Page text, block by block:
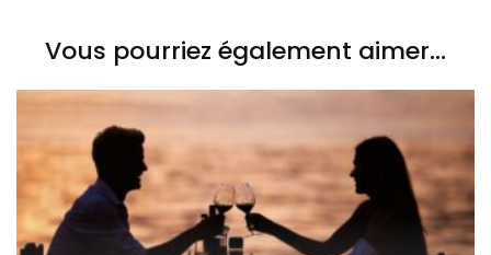
Vous pourriez également aimer...